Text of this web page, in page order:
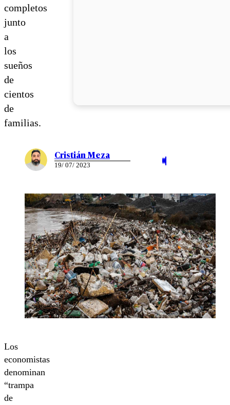
completos
junto
a
los
sueños
de
cientos
de
familias.
Cristián Meza
19/ 07/ 2023
Los
economistas
denominan
“trampa
de